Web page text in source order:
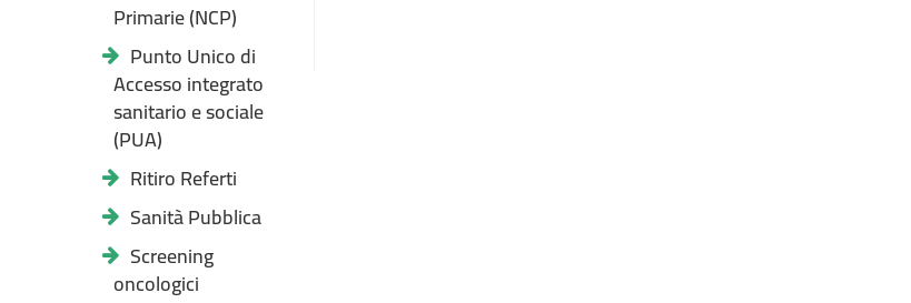
Primarie (NCP)
Punto Unico di
Accesso integrato
sanitario e sociale
(PUA)
Ritiro Referti
Sanità Pubblica
Screening
oncologici